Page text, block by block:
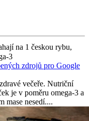
na 1 českou rybu,
3
zdrojů pro Google
večeře. Nutriční
je v poměru omega-3 a
mase nesedí....